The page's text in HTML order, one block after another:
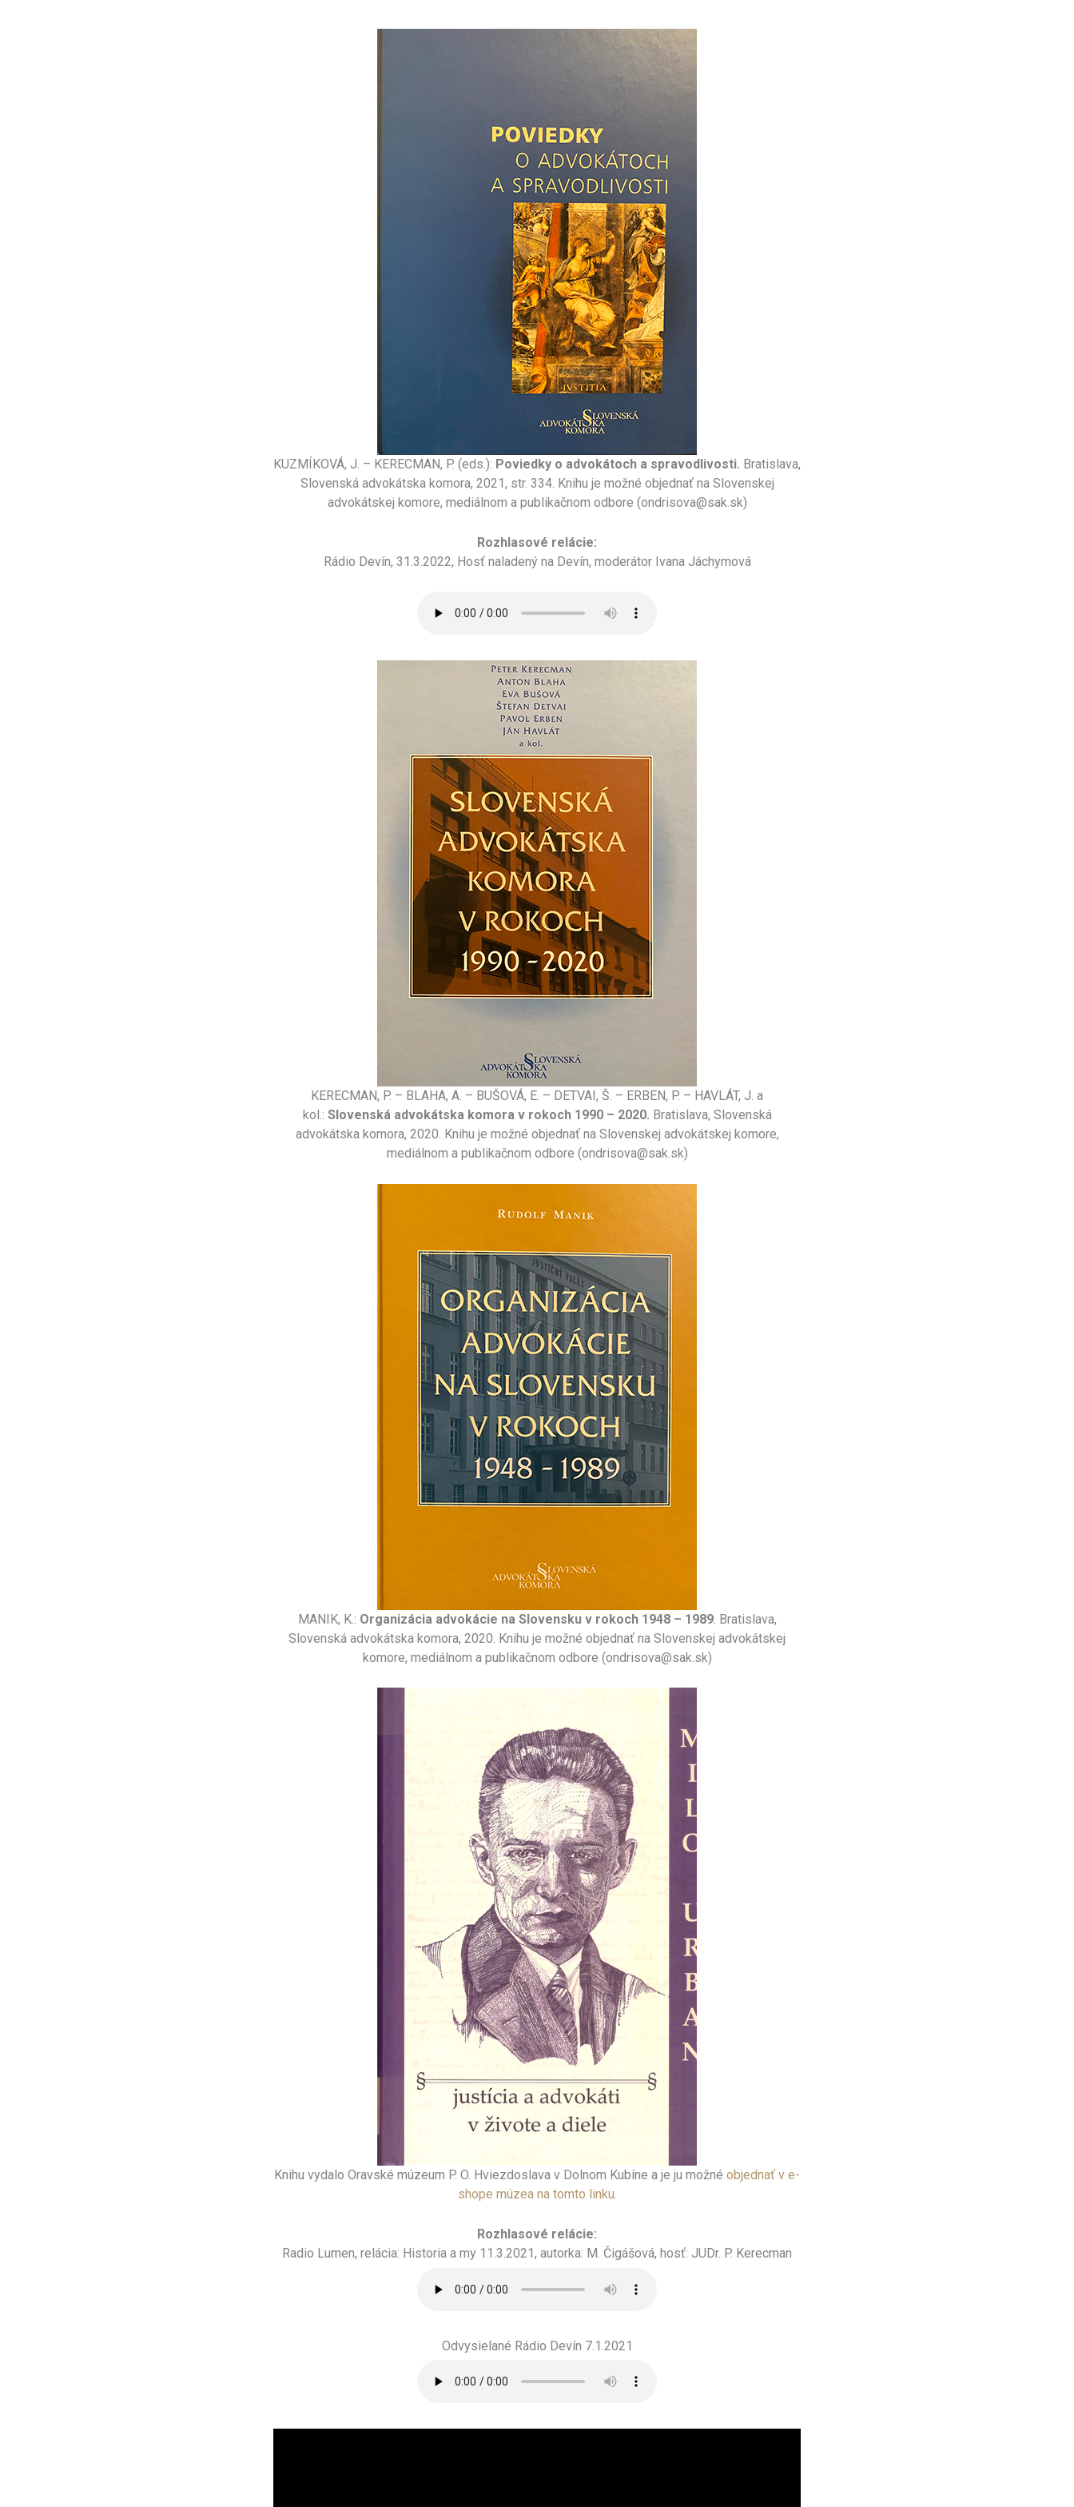
KUZMÍKOVÁ, J. – KERECMAN, P. (eds.): Poviedky o advokátoch a spravodlivosti. Bratislava,
Slovenská advokátska komora, 2021, str. 334. Knihu je možné objednať na Slovenskej
advokátskej komore, mediálnom a publikačnom odbore (ondrisova@sak.sk)
Rozhlasové relácie:
Rádio Devín, 31.3.2022, Hosť naladený na Devín, moderátor Ivana Jáchymová
KERECMAN, P. – BLAHA, A. – BUŠOVÁ, E. – DETVAI, Š. – ERBEN, P. – HAVLÁT, J. a
kol.: Slovenská advokátska komora v rokoch 1990 – 2020. Bratislava, Slovenská
advokátska komora, 2020. Knihu je možné objednať na Slovenskej advokátskej komore,
mediálnom a publikačnom odbore (ondrisova@sak.sk)
MANIK, K.: Organizácia advokácie na Slovensku v rokoch 1948 – 1989. Bratislava,
Slovenská advokátska komora, 2020. Knihu je možné objednať na Slovenskej advokátskej
komore, mediálnom a publikačnom odbore (ondrisova@sak.sk)
Knihu vydalo Oravské múzeum P. O. Hviezdoslava v Dolnom Kubíne a je ju možné objednať v e-
shope múzea na tomto linku.
Rozhlasové relácie:
Radio Lumen, relácia: Historia a my 11.3.2021, autorka: M. Čigášová, hosť: JUDr. P. Kerecman
Odvysielané Rádio Devín 7.1.2021